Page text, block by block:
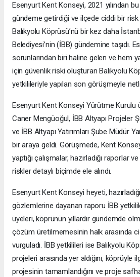
Esenyurt Kent Konseyi, 2021 yılından
gündeme getirdiği ve ilçede ciddi bir risk
Balıkyolu Köprüsü’nü bir kez daha
Belediyesi’nin (İBB) gündemine taşıdı.
sorunlarından biri haline gelen ve hem
için güvenlik riski oluşturan Balıkyolu
yetkilileriyle yapılan son görüşmeyle
Esenyurt Kent Konseyi Yürütme Kurulu
Caner Mengüoğul, İBB Altyapı Projeler
ve İBB Altyapı Yatırımları Şube Müdür
bir araya geldi. Görüşmede, Kent
yaptığı çalışmalar, hazırladığı raporlar
riskler detaylı biçimde ele alındı.
Esenyurt Kent Konseyi heyeti,
gözlemlerine dayanan raporu İBB
üyeleri, köprünün yıllardır gündemde
çözüm üretilmemesinin halk arasında
vurguladı. İBB yetkilileri ise Balıkyolu
projeleri arasında yer aldığını, köprüyle
projesinin tamamlandığını ve proje